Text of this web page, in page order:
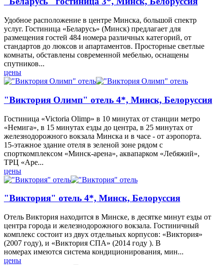
Удобное расположение в центре Минска, большой спектр
услуг. Гостиница «Беларусь» (Минск) предлагает для
размещения гостей 484 номера различных категорий, от
стандартов до люксов и апартаментов. Просторные светлые
комнаты, обставлены современной мебелью, оснащены
спутников...
цены
"Виктория Олимп" отель 4*, Минск, Белоруссия
Гостиница «Victoria Olimp» в 10 минутах от станции метро
«Немига», в 15 минутах езды до центра, в 25 минутах от
железнодорожного вокзала Минска и в часе - от аэропорта.
15-этажное здание отеля в зеленой зоне рядом с
спорткомплексом «Минск-арена», аквапарком «Лебяжий»,
ТРЦ «Аре...
цены
"Виктория" отель 4*, Минск, Белоруссия
Отель Виктория находится в Минске, в десятке минут езды от
центра города и железнодорожного вокзала. Гостиничный
комплекс состоит из двух отдельных корпусов: «Виктория»
(2007 году), и «Виктория СПА» (2014 году ). В
номерах имеются система кондиционирования, мин...
цены